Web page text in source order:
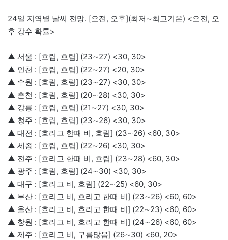
24일 지역별 날씨 전망. [오전, 오후](최저∼최고기온) <오전, 오
후 강수 확률>
▲ 서울 : [흐림, 흐림] (23∼27) <30, 30>
▲ 인천 : [흐림, 흐림] (22∼27) <20, 30>
▲ 수원 : [흐림, 흐림] (23∼27) <30, 30>
▲ 춘천 : [흐림, 흐림] (20∼28) <30, 30>
▲ 강릉 : [흐림, 흐림] (21∼27) <30, 30>
▲ 청주 : [흐림, 흐림] (23∼26) <30, 30>
▲ 대전 : [흐리고 한때 비, 흐림] (23∼26) <60, 30>
▲ 세종 : [흐림, 흐림] (22∼26) <30, 30>
▲ 전주 : [흐리고 한때 비, 흐림] (23∼28) <60, 30>
▲ 광주 : [흐림, 흐림] (24∼30) <30, 30>
▲ 대구 : [흐리고 비, 흐림] (22∼25) <60, 30>
▲ 부산 : [흐리고 비, 흐리고 한때 비] (23∼26) <60, 60>
▲ 울산 : [흐리고 비, 흐리고 한때 비] (22∼23) <60, 60>
▲ 창원 : [흐리고 비, 흐리고 한때 비] (24∼26) <60, 60>
▲ 제주 : [흐리고 비, 구름많음] (26∼30) <60, 20>